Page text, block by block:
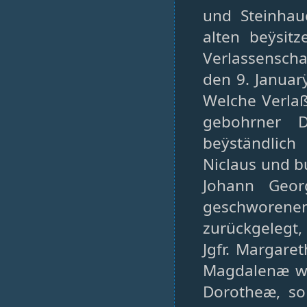
und
alten
den 9.
Welche
gebohrner
Niclaus und
Johann
Jgfr.
Magdalenæ
Dorotheæ,